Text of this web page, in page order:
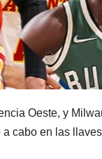
Oeste, y
cabo en las